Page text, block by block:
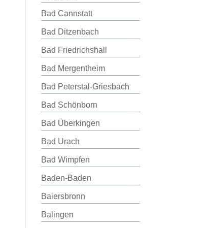
Bad Cannstatt
Bad Ditzenbach
Bad Friedrichshall
Bad Mergentheim
Bad Peterstal-Griesbach
Bad Schönborn
Bad Überkingen
Bad Urach
Bad Wimpfen
Baden-Baden
Baiersbronn
Balingen